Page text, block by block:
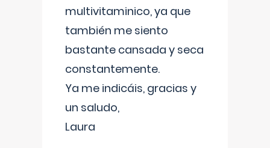
multivitaminico, ya que
también me siento
bastante cansada y seca
constantemente.
Ya me indicáis, gracias y
un saludo,
Laura